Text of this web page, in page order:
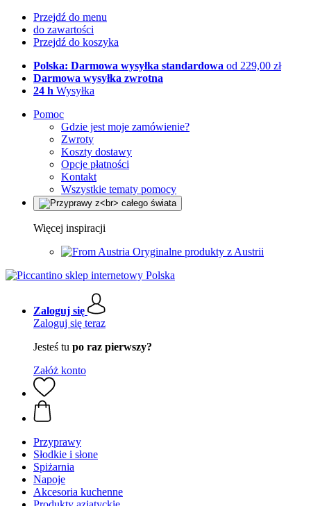
Przejdź do menu
do zawartości
Przejdź do koszyka
Polska: Darmowa wysyłka standardowa od 229,00 zł
Darmowa wysyłka zwrotna
24 h Wysyłka
Pomoc
Gdzie jest moje zamówienie?
Zwroty
Koszty dostawy
Opcje płatności
Kontakt
Wszystkie tematy pomocy
Więcej inspiracji
Oryginalne produkty z Austrii
Zaloguj się
Zaloguj się teraz
Jesteś tu po raz pierwszy?
Załóż konto
Przyprawy
Słodkie i słone
Spiżarnia
Napoje
Akcesoria kuchenne